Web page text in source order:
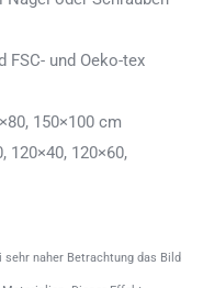
und Oeko-tex
150×100 cm
120×40, 120×60,
naher Betrachtung das Bild